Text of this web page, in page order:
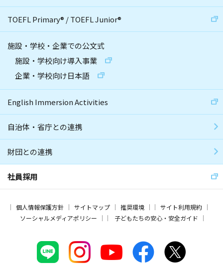
TOEFL Primary® /TOEFL Junior®
施設・学校・企業での公文式
施設・学校向け導入事業
企業・学校向け日本語
English Immersion Activities
自治体・省庁との連携
財団との連携
社員採用
個人情報保護方針 サイトマップ 推奨環境
サイト利用規約
ソーシャルメディアポリシー
子どもたちの安心・安全ガイド